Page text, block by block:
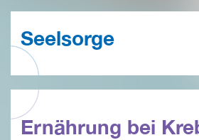
Seelsorge
Ernährung bei